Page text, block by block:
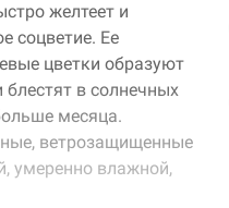
желтеет и
соцветие. Ее
цветки образуют
в солнечных
месяца.
ветрозащищенные
умеренно влажной,